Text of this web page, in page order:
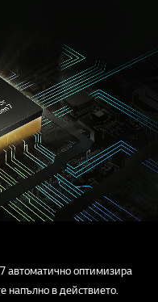
автоматично оптимизира
напълно в действието.